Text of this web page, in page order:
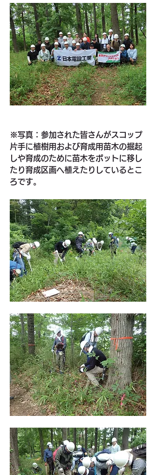
※写真：参加された皆さんがスコップ
片手に植樹用および育成用苗木の掘起
しや育成のために苗木をポットに移し
たり育成区画へ植えたりしているとこ
ろです。